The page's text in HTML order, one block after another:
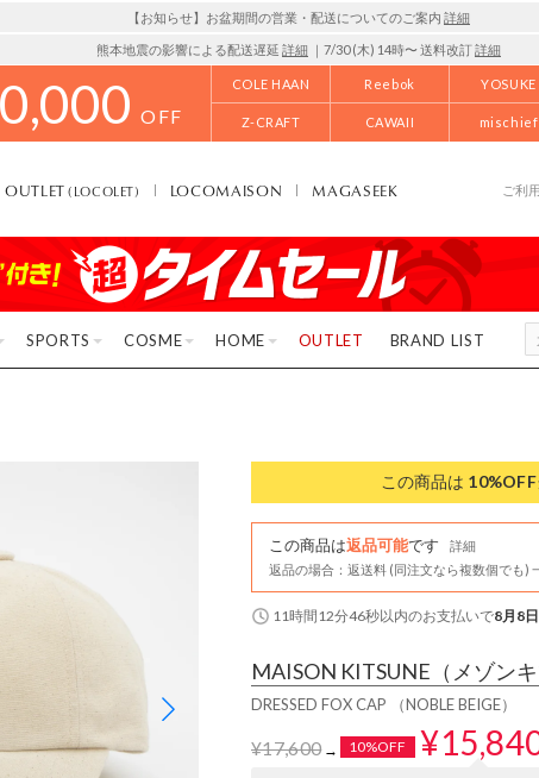
【お知らせ】お盆期間の営業・配送についてのご案内 詳細
熊本地震の影響による配送遅延 詳細 ｜7/30 (木) 14時〜 送料改訂詳細
OFF
COLE HAAN Reebok YOSUKE
Z-CRAFT CAWAII mischief
OUTLET(LOCOLET) LOCOMAISON MAGASEEK ご利
SPORTS COSME HOME OUTLET BRAND LIST
この商品は 10%OFF
この商品は返品可能です
詳細
返品の場合：返送料 (同注文なら複数個でも)
11時間12分45秒以内のお支払いで8月8
MAISON KITSUNE （メゾン
DRESSED FOX CAP （NOBLE BEIGE）
¥17,600→ 10%OFF